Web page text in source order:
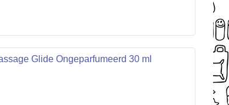
Glide Ongeparfumeerd 30 ml